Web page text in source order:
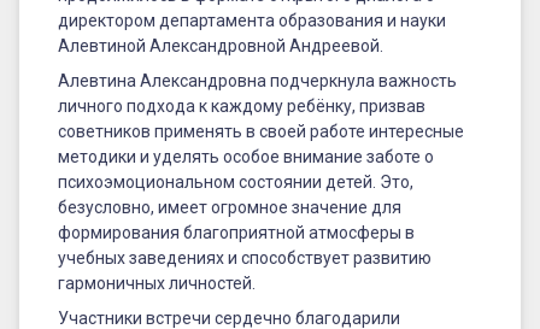
директором департамента образования и науки
Алевтиной Александровной Андреевой.
Алевтина Александровна подчеркнула важность
личного подхода к каждому ребёнку, призвав
советников применять в своей работе интересные
методики и уделять особое внимание заботе о
психоэмоциональном состоянии детей. Это,
безусловно, имеет огромное значение для
формирования благоприятной атмосферы в
учебных заведениях и способствует развитию
гармоничных личностей.
Участники встречи сердечно благодарили